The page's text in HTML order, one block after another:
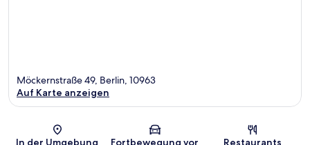
Karte
Möckernstraße 49, Berlin, 10963
Auf Karte anzeigen
In der Umgebung
Fortbewegung vor
Restaurants